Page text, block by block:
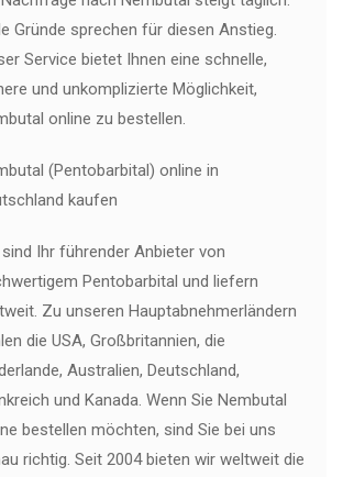
Gründe sprechen für diesen Anstieg.
Service bietet Ihnen eine schnelle,
und unkomplizierte Möglichkeit,
online zu bestellen.
(Pentobarbital) online in
kaufen
Ihr führender Anbieter von
Pentobarbital und liefern
Zu unseren Hauptabnehmerländern
die USA, Großbritannien, die
Australien, Deutschland,
und Kanada. Wenn Sie Nembutal
bestellen möchten, sind Sie bei uns
richtig. Seit 2004 bieten wir weltweit die